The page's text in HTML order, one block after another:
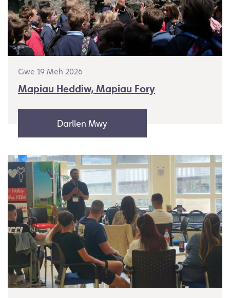
Gwe 19 Meh 2026
Mapiau Heddiw, Mapiau Fory
Darllen Mwy